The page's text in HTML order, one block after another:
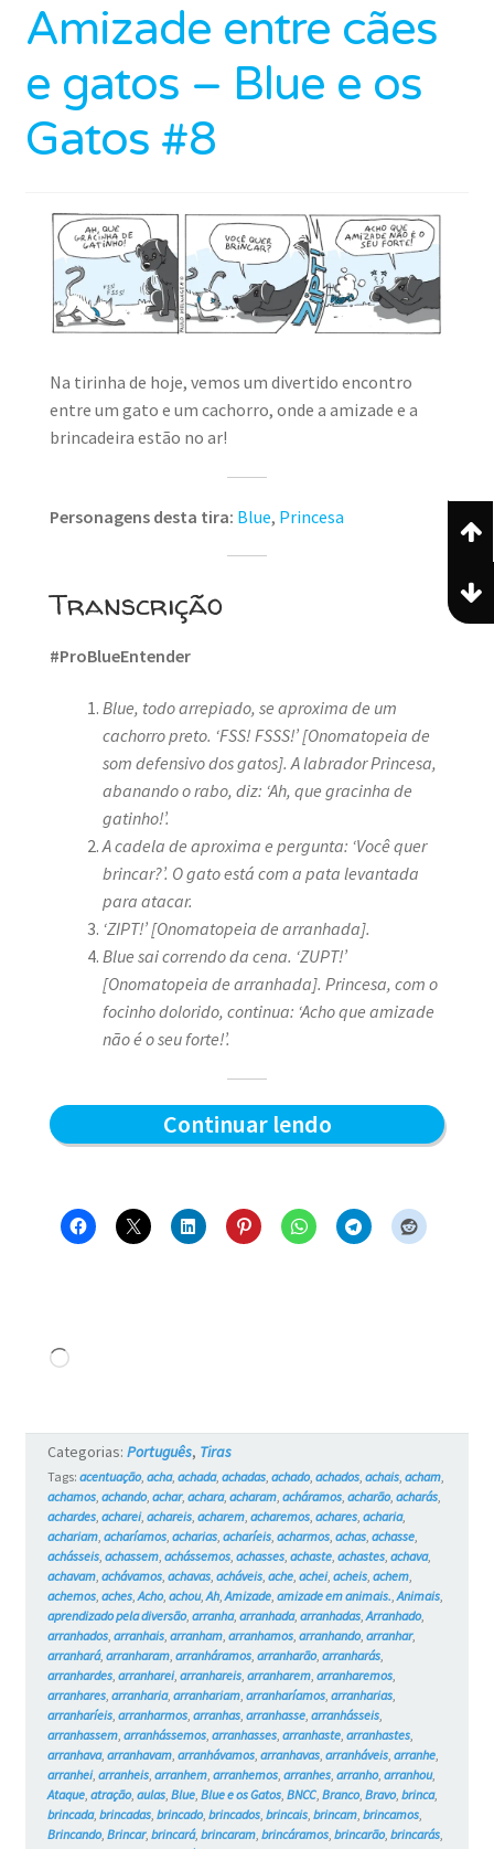
Amizade entre cães
e gatos – Blue e os
Gatos #8
Na tirinha de hoje, vemos um divertido encontro
entre um gato e um cachorro, onde a amizade e a
brincadeira estão no ar!
Personagens desta tira: Blue, Princesa
Transcrição
#ProBlueEntender
Blue, todo arrepiado, se aproxima de um
cachorro preto. ‘FSS! FSSS!’[Onomatopeia de
som defensivo dos gatos]. Alabrador Princesa,
abanando o rabo, diz: ‘Ah, que gracinha de
gatinho!’.
A cadela de aproxima e pergunta: ‘Você quer
brincar?’. O gato está com a pata levantada
para atacar.
‘ZIPT!’ [Onomatopeia de arranhada].
Blue sai correndo da cena. ‘ZUPT!’
[Onomatopeia de arranhada]. Princesa, com o
focinho dolorido, continua: ‘Acho que amizade
não é o seu forte!’.
Continuar lendoAmizade
e
os
Gatos
#8
Carregando...
Categorias: Português, Tiras
Tags: acentuação, acha, achada, achadas, achado, achados, achais, acham,
achamos, achando, achar, achara, acharam, acháramos, acharão, acharás,
achardes, acharei, achareis, acharem, acharemos, achares, acharia,
achariam, acharíamos, acharias, acharíeis, acharmos, achas, achasse,
achásseis, achassem, achássemos, achasses, achaste, achastes, achava,
achavam, achávamos, achavas, acháveis, ache, achei, acheis, achem,
achemos, aches,Acho, achou,Ah,Amizade, amizade em animais.,Animais,
aprendizado pela diversão, arranha, arranhada, arranhadas,Arranhado,
arranhados, arranhais, arranham, arranhamos, arranhando, arranhar,
arranhará, arranharam, arranháramos, arranharão, arranharás,
arranhardes, arranharei, arranhareis, arranharem, arranharemos,
arranhares, arranharia, arranhariam, arranharíamos, arranharias,
arranharíeis, arranharmos, arranhas, arranhasse, arranhásseis,
arranhassem, arranhássemos, arranhasses, arranhaste, arranhastes,
arranhava, arranhavam, arranhávamos, arranhavas, arranháveis, arranhe,
arranhei, arranheis, arranhem, arranhemos, arranhes, arranho, arranhou,
Ataque, atração, aulas, Blue, Blue e os Gatos, BNCC, Branco, Bravo, brinca,
brincada, brincadas, brincado, brincados, brincais, brincam, brincamos,
Brincando, Brincar, brincará, brincaram, brincáramos, brincarão, brincarás,